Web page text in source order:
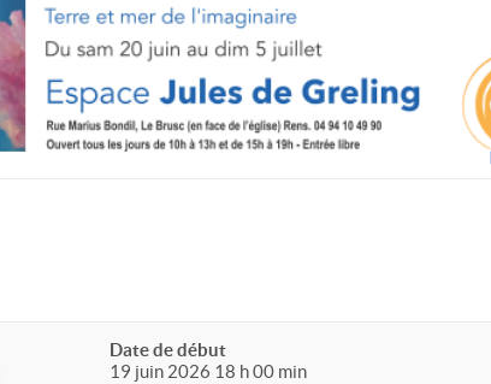
Date de début
19 juin 2026 18 h 00 min